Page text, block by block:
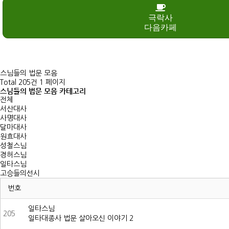
극락사
다음카페
스님들의 법문 모음
Total 205건 1 페이지
스님들의 법문 모음 카테고리
전체
서산대사
사명대사
달마대사
원효대사
성철스님
경허스님
일타스님
고승들의선시
번호
205
일타스님
일타대종사 법문 살아오신 이야기 2